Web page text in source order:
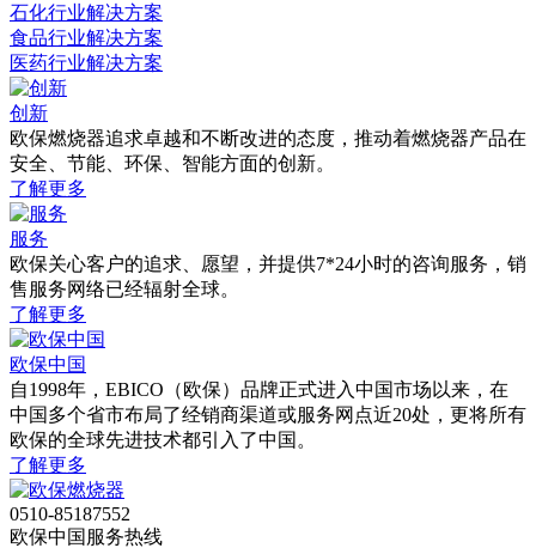
石化行业解决方案
食品行业解决方案
医药行业解决方案
创新
欧保燃烧器追求卓越和不断改进的态度，推动着燃烧器产品在
安全、节能、环保、智能方面的创新。
了解更多
服务
欧保关心客户的追求、愿望，并提供7*24小时的咨询服务，销
售服务网络已经辐射全球。
了解更多
欧保中国
自1998年，EBICO（欧保）品牌正式进入中国市场以来，在
中国多个省市布局了经销商渠道或服务网点近20处，更将所有
欧保的全球先进技术都引入了中国。
了解更多
0510-85187552
欧保中国服务热线